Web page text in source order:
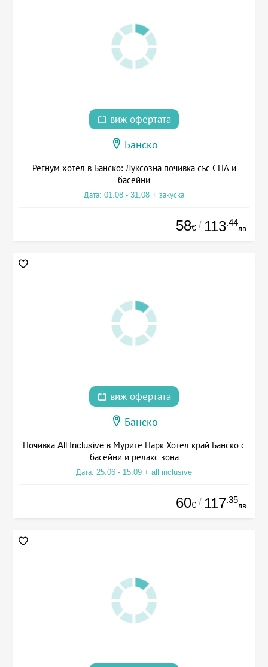
виж офертата
Банско
Регнум хотел в Банско: Луксозна почивка със СПА и
басейни
Дата: 01.08 - 31.08 + закуска
58€ / 113.44
лв.
виж офертата
Банско
Почивка All Inclusive в Мурите Парк Хотел край Банско с
басейни и релакс зона
Дата: 25.06 - 15.09 + all inclusive
60€ / 117.35
лв.